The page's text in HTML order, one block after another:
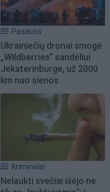
Pasaulis
Ukrainiečių dronai smogė
„Wildberries“ sandėliui
Jekaterinburge, už 2000
km nuo sienos
Kriminalai
Nelaukti svečiai išėjo ne